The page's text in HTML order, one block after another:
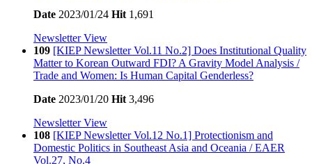
Date 2023/01/24 Hit 1,691
Newsletter View
109 [KIEP Newsletter Vol.11 No.2] Does Institutional Quality
Matter to Korean Outward FDI? A Gravity Model Analysis /
Trade and Women: Is Human Capital Genderless?
Date 2023/01/20 Hit 3,496
Newsletter View
108 [KIEP Newsletter Vol.12 No.1] Protectionism and
Domestic Politics in Southeast Asia and Oceania / EAER
Vol.27, No.4